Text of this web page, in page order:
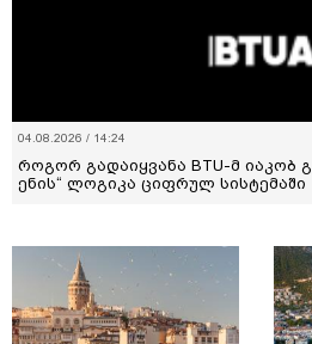
04.08.2026 / 14:24
როგორ გადაიყვანა BTU-მ იაკობ
ენის“ ლოგიკა ციფრულ სისტემაში